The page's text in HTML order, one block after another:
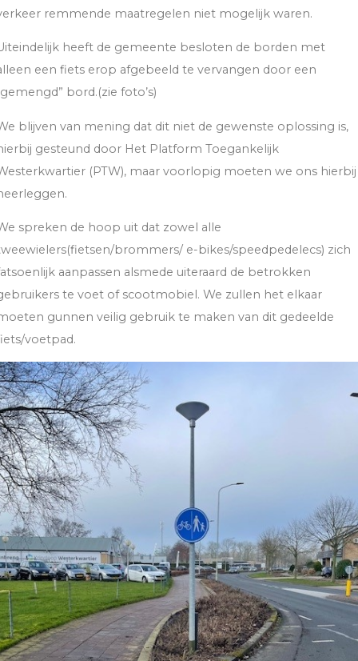
remmende maatregelen niet mogelijk waren.
heeft de gemeente besloten de borden met
een fiets erop afgebeeld te vervangen door een
bord.(zie foto’s)
blijven van mening dat dit niet de gewenste oplossing is,
gesteund door Het Platform Toegankelijk
(PTW), maar voorlopig moeten we ons hierbij
spreken de hoop uit dat zowel alle
brommers/ e-bikes/speedpedelecs) zich
aanpassen alsmede uiteraard de betrokken
te voet of scootmobiel. We zullen het elkaar
gunnen veilig gebruik te maken van dit gedeelde
voetpad.